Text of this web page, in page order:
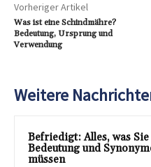
Vorheriger Artikel
Was ist eine Schindmähre?
Bedeutung, Ursprung und
Verwendung
Weitere
Befriedigt: Alles, was
Bedeutung und
müssen